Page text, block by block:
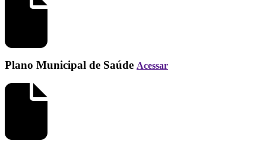
Plano Municipal de Saúde Acessar